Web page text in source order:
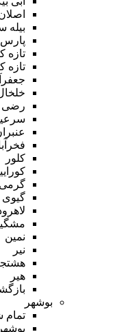
بیله
پارس
تازه
تازه
رضی
کلور
گرمی
گیوی
نمین
نیر
هیر
بوشهر
تمام
بوشهر